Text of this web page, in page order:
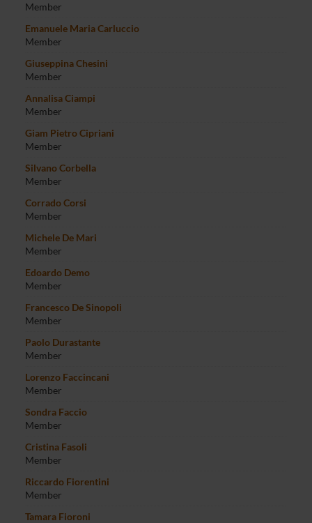
Member
Emanuele Maria Carluccio
Member
Giuseppina Chesini
Member
Annalisa Ciampi
Member
Giam Pietro Cipriani
Member
Silvano Corbella
Member
Corrado Corsi
Member
Michele De Mari
Member
Edoardo Demo
Member
Francesco De Sinopoli
Member
Paolo Durastante
Member
Lorenzo Faccincani
Member
Sondra Faccio
Member
Cristina Fasoli
Member
Riccardo Fiorentini
Member
Tamara Fioroni